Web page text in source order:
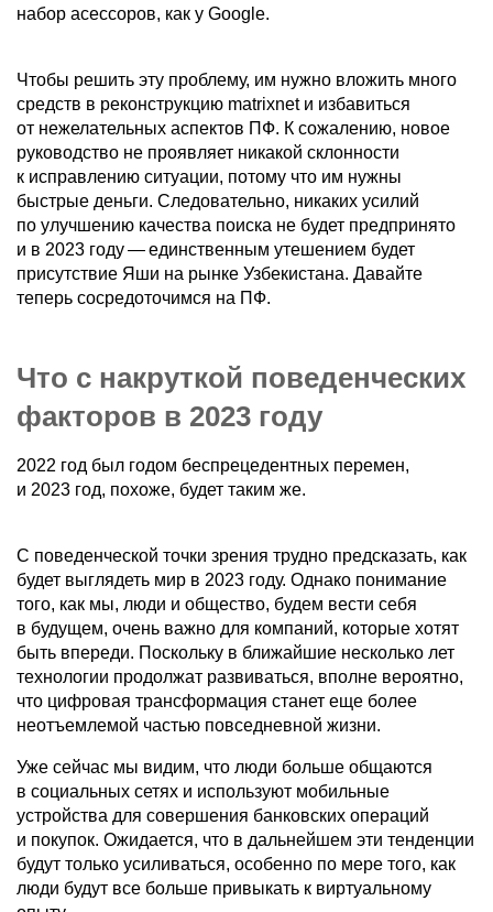
набор асессоров, как у Google.
Чтобы решить эту проблему, им нужно вложить много
средств в реконструкцию matrixnet и избавиться
от нежелательных аспектов ПФ. К сожалению, новое
руководство не проявляет никакой склонности
к исправлению ситуации, потому что им нужны
быстрые деньги. Следовательно, никаких усилий
по улучшению качества поиска не будет предпринято
и в 2023 году — единственным утешением будет
присутствие Яши на рынке Узбекистана. Давайте
теперь сосредоточимся на ПФ.
Что с накруткой поведенческих
факторов в 2023 году
2022 год был годом беспрецедентных перемен,
и 2023 год, похоже, будет таким же.
С поведенческой точки зрения трудно предсказать, как
будет выглядеть мир в 2023 году. Однако понимание
того, как мы, люди и общество, будем вести себя
в будущем, очень важно для компаний, которые хотят
быть впереди. Поскольку в ближайшие несколько лет
технологии продолжат развиваться, вполне вероятно,
что цифровая трансформация станет еще более
неотъемлемой частью повседневной жизни.
Уже сейчас мы видим, что люди больше общаются
в социальных сетях и используют мобильные
устройства для совершения банковских операций
и покупок. Ожидается, что в дальнейшем эти тенденции
будут только усиливаться, особенно по мере того, как
люди будут все больше привыкать к виртуальному